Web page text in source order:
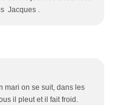
Jacques .
mari on se suit, dans les
il pleut et il fait froid.